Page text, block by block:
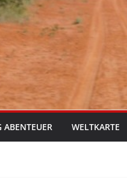
ABENTEUER WELTKARTE